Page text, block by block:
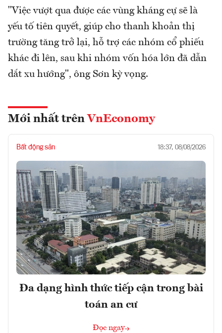
"Việc vượt qua được các vùng kháng cự sẽ là
yếu tố tiên quyết, giúp cho thanh khoản thị
trường tăng trở lại, hỗ trợ các nhóm cổ phiếu
khác đi lên, sau khi nhóm vốn hóa lớn đã dẫn
dắt xu hướng", ông Sơn kỳ vọng.
Mới nhất trên VnEconomy
Bất động sản 18:37, 08/08/2026
Đa dạng hình thức tiếp cận trong bài
toán an cư
Đọc ngay